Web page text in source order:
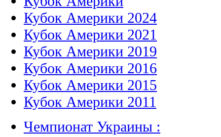
Кубок Америки 2024
Кубок Америки 2021
Кубок Америки 2019
Кубок Америки 2016
Кубок Америки 2015
Кубок Америки 2011
Чемпионат Украины :